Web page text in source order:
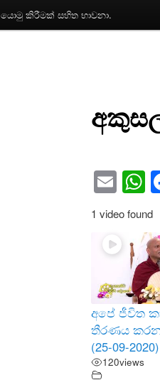
යොමු කිරීමක් සහිත භාවනා.
1 video found
අපේ ජීවිත
තීරණය
(25-09-2020)
120views